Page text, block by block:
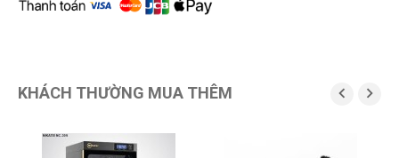
KHÁCH THƯỜNG MUA THÊM  